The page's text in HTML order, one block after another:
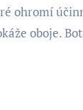
ohromí
oboje.